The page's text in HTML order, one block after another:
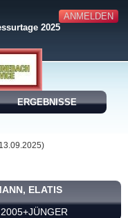
ANMELDEN
2025
ERGEBNISSE
ELATIS